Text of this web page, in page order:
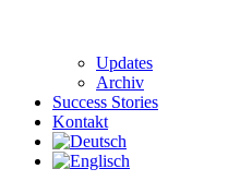
Updates
Archiv
Success Stories
Kontakt